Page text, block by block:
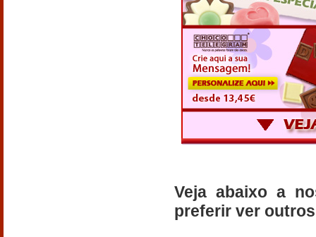
Veja abaixo a
preferir ver